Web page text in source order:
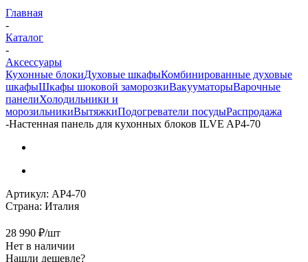
Главная
-
Каталог
-
Аксессуары
Кухонные блокиДуховые шкафыКомбинированные духовые
шкафыШкафы шоковой заморозкиВакууматорыВарочные
панелиХолодильники и
морозильникиВытяжкиПодогреватели посудыРаспродажа
-Настенная панель для кухонных блоков ILVE AP4-70
Артикул: AP4-70
Страна: Италия
28 990 ₽/шт
Нет в наличии
Нашли дешевле?